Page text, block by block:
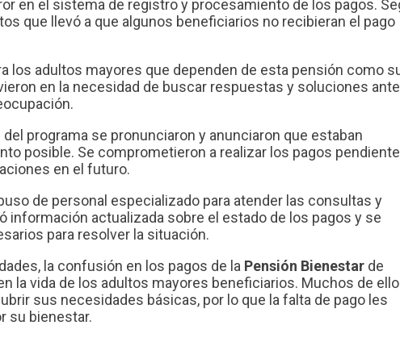
en el sistema de registro y procesamiento de los pagos.
que llevó a que algunos beneficiarios no recibieran el pago
los adultos mayores que dependen de esta pensión como
en la necesidad de buscar respuestas y soluciones
programa se pronunciaron y anunciaron que estaban
posible. Se comprometieron a realizar los pagos
en el futuro.
de personal especializado para atender las consultas y
actualizada sobre el estado de los pagos y se
para resolver la situación.
la confusión en los pagos de la Pensión Bienestar de
la vida de los adultos mayores beneficiarios. Muchos de
sus necesidades básicas, por lo que la falta de pago les
su bienestar.